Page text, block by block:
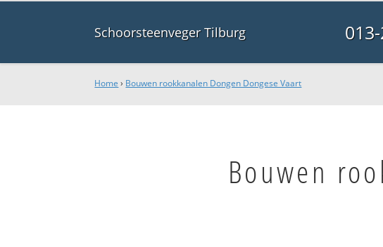
Schoorsteenveger Tilburg
Home › Bouwen rookkanalen Dongen Dongese Vaart
Bouwen